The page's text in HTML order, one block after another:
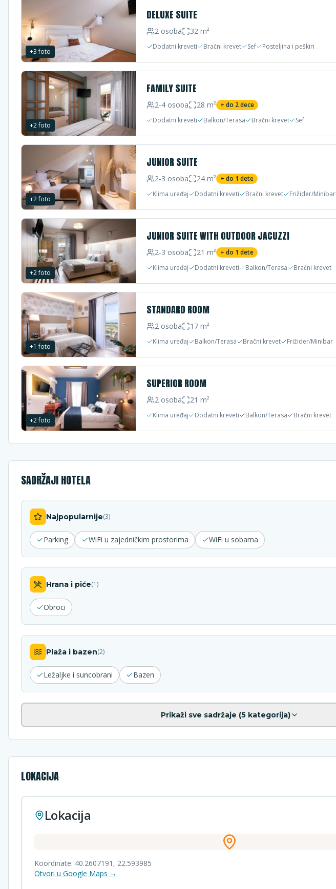
+3foto
DELUXE SUITE
2 osoba 32 m²
Dodatni kreveti Bračni krevet Sef Posteljina i peškiri
+2foto
FAMILY SUITE
2-4 osoba 28 m² + do 2dece
Dodatni kreveti
Balkon/Terasa Bračni krevet Sef
+2foto
JUNIOR SUITE
2-3 osoba 24 m² + do 1 dete
Klima uređaj
Dodatni kreveti Bračni krevet Frižider/Minibar
+2foto
JUNIOR SUITE WITH OUTDOOR JACUZZI
2-3 osoba 21 m² + do 1 dete
Klima uređaj
Dodatni kreveti Balkon/Terasa Bračni krevet
+1 foto
STANDARD ROOM
2 osoba 17 m²
Klima uređaj Balkon/Terasa Bračni krevet Frižider/Minibar
+2foto
SUPERIOR ROOM
2 osoba 21 m²
Klima uređaj Dodatni kreveti Balkon/Terasa Bračni krevet
SADRŽAJI HOTELA
Najpopularnije(3)
Parking WiFi u zajedničkim prostorima WiFi u sobama
Hrana i piće(1)
Obroci
Plaža i bazen(2)
Ležaljke i suncobrani Bazen
Prikaži sve sadržaje (5kategorija)
LOKACIJA
Lokacija
Koordinate: 40.2607191 , 22.593985
Otvori u Google Maps →